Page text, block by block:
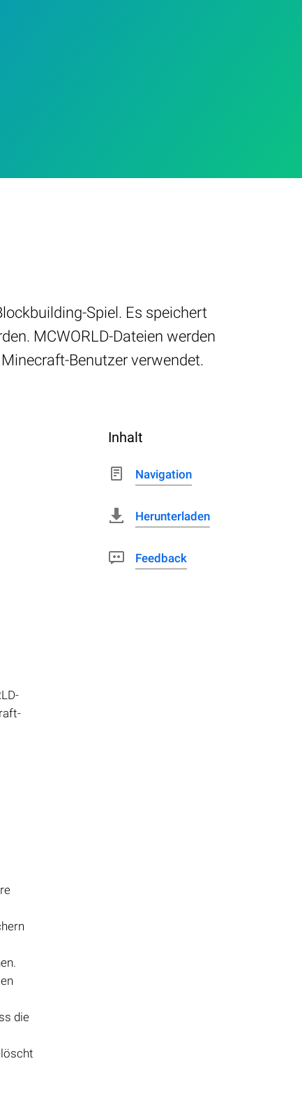
Spiel. Es speichert
MCWORLD-Dateien werden
Benutzer verwendet.
die
Inhalt
Navigation
Herunterladen
Feedback